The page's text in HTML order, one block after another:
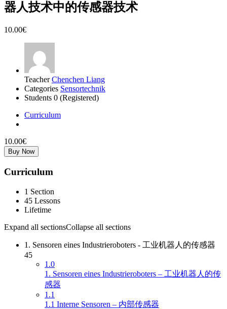
器人技术中的传感器技术
10.00€
Teacher Chenchen Liang
Categories Sensortechnik
Students 0 (Registered)
Curriculum
10.00€
Buy Now
Curriculum
1 Section
45 Lessons
Lifetime
Expand all sectionsCollapse all sections
1. Sensoren eines Industrieroboters - 工业机器人的传感器
45
1.0
1. Sensoren eines Industrieroboters – 工业机器人的传
感器
1.1
1.1 Interne Sensoren – 内部传感器